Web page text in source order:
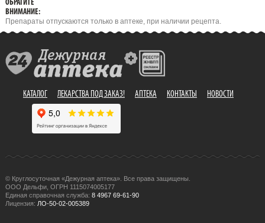
ОБРАТИТЕ
ВНИМАНИЕ:
Препараты отпускаются только в аптеке, при наличии рецепта.
КАТАЛОГ ЛЕКАРСТВА ПОД ЗАКАЗ! АПТЕКА КОНТАКТЫ НОВОСТИ
© Круглосуточная «Дежурная аптека». Все права защищены.
ООО Дельфи, ОГРН 1115074005177
Единая справочная служба: 8 4967 69-61-90
Лицензия: ЛО-50-02-005389